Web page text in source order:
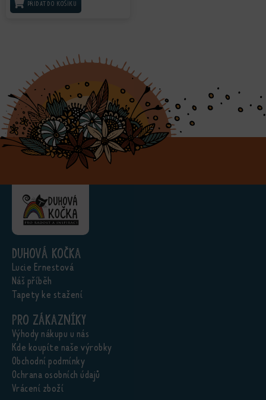
PŘIDAT DO KOŠÍKU
Duhová kočka
Lucie Ernestová
Náš příběh
Tapety ke stažení
Pro zákazníky
Výhody nákupu u nás
Kde koupíte naše výrobky
Obchodní podmínky
Ochrana osobních údajů
Vrácení zboží